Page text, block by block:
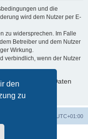
den
zu
und die
wird dem Nutzer per E-
zu widersprechen. Im Falle
Betreiber und dem Nutzer
Wirkung.
verbindlich, wenn der Nutzer
persönlichen Daten
UTC+01:00
© phpBB Limited